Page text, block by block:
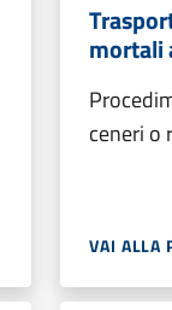
mortali
ceneri o
VAI ALLA